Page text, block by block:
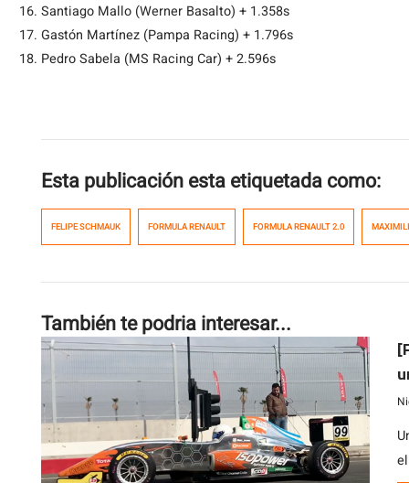
Santiago Mallo (Werner Basalto) + 1.358s
Gastón Martínez (Pampa Racing) + 1.796s
Pedro Sabela (MS Racing Car) + 2.596s
Esta publicación esta etiquetada como:
FELIPE SCHMAUK FORMULA RENAULT FORMULA RENAULT 2.0
También te podria interesar...